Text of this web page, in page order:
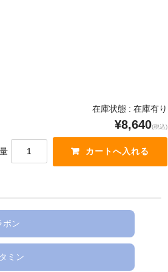
在庫状態 : 在庫有り
¥8,640(税込)
ボン
ミン